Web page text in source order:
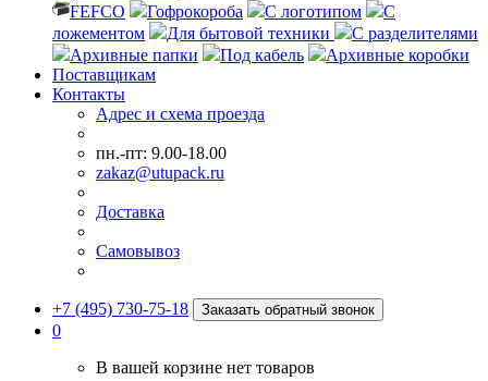
FEFCO
Гофрокороба С логотипом
С
ложементом
Для бытовой техники
С разделителями
Архивные папки
Под кабель
Архивные коробки
Поставщикам
Контакты
Адрес и схема проезда
пн.-пт: 9.00-18.00
zakaz@utupack.ru
Доставка
Самовывоз
+7 (495) 730-75-18 Заказать обратный звонок
0
В вашей корзине нет товаров